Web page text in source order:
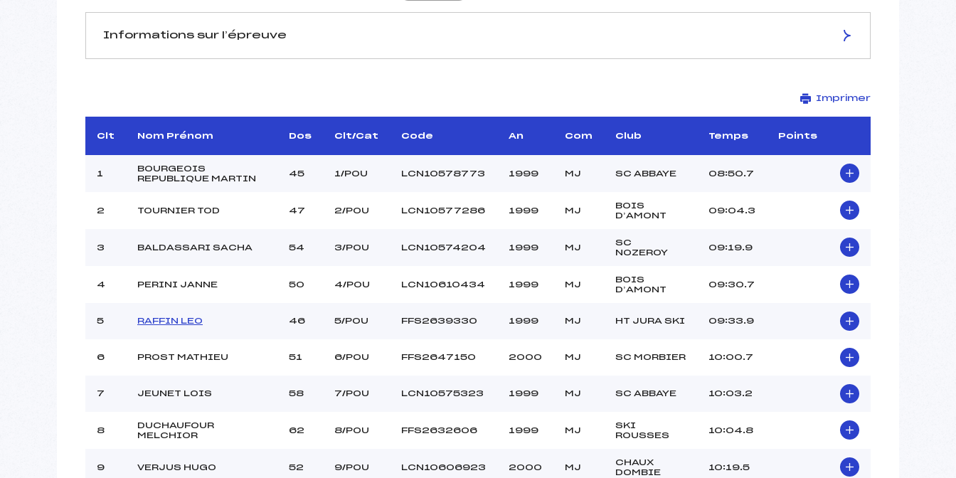
Informations sur l’épreuve
D.T Adjoint :
–
Dir. Epreuve :
JOZ ROLAND RENE (MJ)
–
Distance :
2 km
Point Haut :
Pénalité appliquée :
–
Imprimer
Clt Nom Prénom Dos Clt/Cat Code An Com Club Temps Points
1
BOURGEOIS
REPUBLIQUE MARTIN
45 1/POU LCN10578773 1999 MJ SC ABBAYE 08:50.7
2 TOURNIER TOD 47 2/POU LCN10577286 1999 MJ
BOIS
D’AMONT
09:04.3
3 BALDASSARI SACHA 54 3/POU LCN10574204 1999 MJ
SC
NOZEROY
09:19.9
4 PERINI JANNE 50 4/POU LCN10610434 1999 MJ
BOIS
D’AMONT
09:30.7
5 RAFFIN LEO 46 5/POU FFS2639330 1999 MJ HT JURA SKI 09:33.9
6 PROST MATHIEU 51 6/POU FFS2647150 2000 MJ SC MORBIER 10:00.7
7 JEUNET LOIS 58 7/POU LCN10575323 1999 MJ SC ABBAYE 10:03.2
8
DUCHAUFOUR
MELCHIOR
62 8/POU FFS2632606 1999 MJ
SKI
ROUSSES
10:04.8
9 VERJUS HUGO 52 9/POU LCN10606923 2000 MJ
CHAUX
DOMBIE
10:19.5